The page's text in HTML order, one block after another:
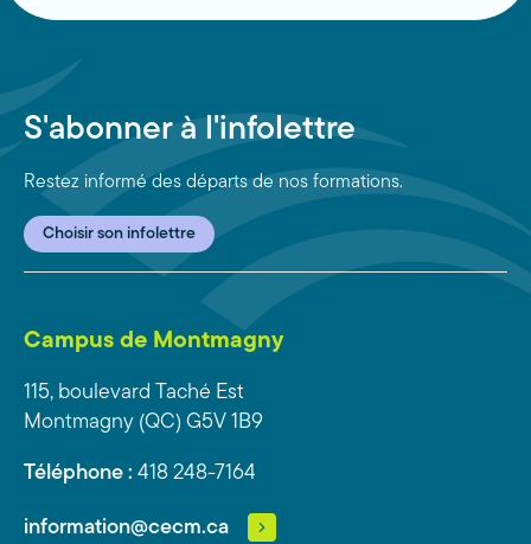
S'abonner à l'infolettre
Restez informé des départs de nos formations.
Choisir son infolettre
Campus de Montmagny
115, boulevard Taché Est
Montmagny (QC) G5V 1B9
Téléphone : 418 248-7164
information@cecm.ca